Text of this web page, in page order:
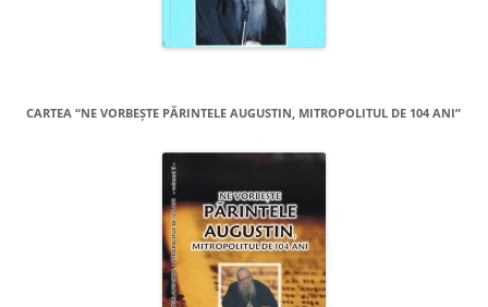
CARTEA “NE VORBEŞTE PĂRINTELE AUGUSTIN, MITROPOLITUL DE 104 ANI”